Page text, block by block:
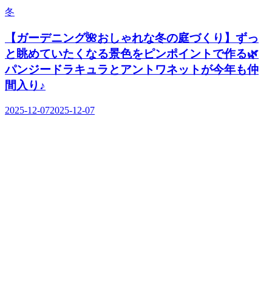
冬
【ガーデニング🌺おしゃれな冬の庭づくり】ずっ
と眺めていたくなる景色をピンポイントで作る🌿
パンジードラキュラとアントワネットが今年も仲
間入り♪
2025-12-072025-12-07